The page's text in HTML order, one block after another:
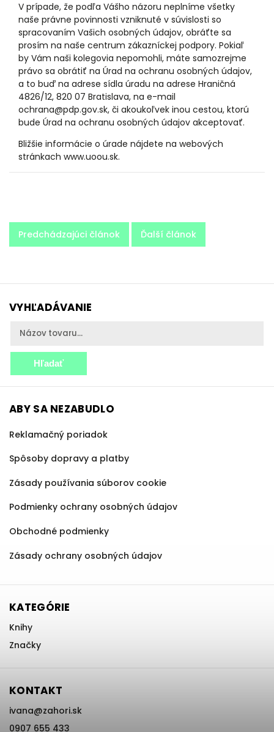
V prípade, že podľa Vášho názoru neplníme všetky
naše právne povinnosti vzniknuté v súvislosti so
spracovaním Vašich osobných údajov, obráťte sa
prosím na naše centrum zákazníckej podpory. Pokiaľ
by Vám naši kolegovia nepomohli, máte samozrejme
právo sa obrátiť na Úrad na ochranu osobných údajov,
a to buď na adrese sídla úradu na adrese Hraničná
4826/12, 820 07 Bratislava, na e-mail
ochrana@pdp.gov.sk, či akoukoľvek inou cestou, ktorú
bude Úrad na ochranu osobných údajov akceptovať.
Bližšie informácie o úrade nájdete na webových
stránkach www.uoou.sk.
Predchádzajúci článok Ďalší článok
VYHĽADÁVANIE
Hľadať
ABY SA NEZABUDLO
Reklamačný poriadok
Spôsoby dopravy a platby
Zásady používania súborov cookie
Podmienky ochrany osobných údajov
Obchodné podmienky
Zásady ochrany osobných údajov
KATEGÓRIE
Knihy
Značky
KONTAKT
ivana@zahori.sk
0907 655 433